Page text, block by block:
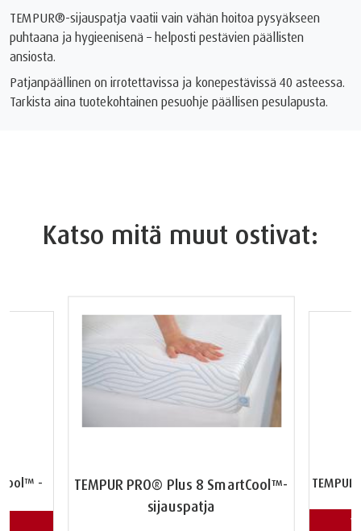
TEMPUR®-sijauspatja vaatii vain vähän hoitoa pysyäkseen
puhtaana ja hygieenisenä – helposti pestävien päällisten
ansiosta.
Patjanpäällinen on irrotettavissa ja konepestävissä 40 asteessa.
Tarkista aina tuotekohtainen pesuohje päällisen pesulapusta.
Katso mitä muut ostivat:
-
TEMPUR PRO® Plus 8 SmartCool™-
sijauspatja